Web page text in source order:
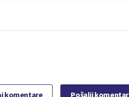
komentare Pošalji komentar